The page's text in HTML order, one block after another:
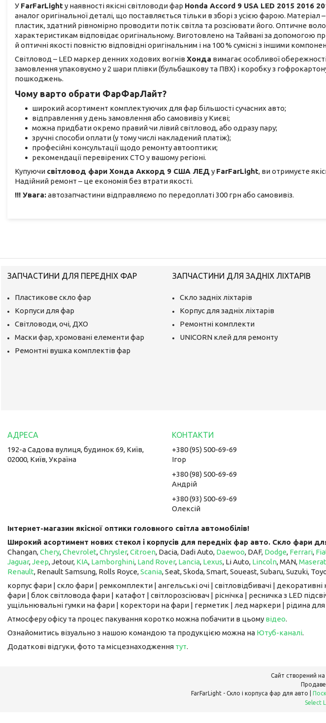
У FarFarLightу наявності якісні світловоди фар Honda Accord 9 USA LED 2015 2016
аналог оригінальної деталі, що поставляється тільки в зборі з усією фарою. Матеріал
пластик, здатний рівномірно проводити потік світла та розсіювати його. Оптичне
характеристикам відповідає оригінальному. Виготовлено на Тайвані за допомогою
й оптичні якості повністю відповідні оригінальним і на 100 % сумісні з іншими
Світловод – LED маркер денних ходових вогнів Хонда вимагає особливої
замовлення упаковуємо у 2 шари плівки (бульбашкову та ПВХ) і коробку з
пошкоджень.
Чому варто обрати ФарФарЛайт?
широкий асортимент комплектуючих для фар більшості сучасних авто;
відправлення у день замовлення або самовивіз у Києві;
можна придбати окремо правий чи лівий світловод, або одразу пару;
зручні способи оплати (у тому числі накладений платіж);
професійні консультації щодо ремонту автооптики;
рекомендації перевірених СТО у вашому регіоні.
Купуючи світловод фари Хонда Аккорд 9 США ЛЕД у FarFarLight, ви отримуєте
Надійний ремонт – це економія без втрати якості.
!!! Увага:автозапчастини відправляємо по передоплаті 300 грн або самовивіз.
ЗАПЧАСТИНИ ДЛЯ ПЕРЕДНІХ ФАР
Пластикове скло фар
Корпуси для фар
Світловоди, очі, ДХО
Маски фар, хромовані елементи фар
Ремонтні вушка комплектів фар
ЗАПЧАСТИНИ ДЛЯ ЗАДНІХ ЛІХТАРІВ
Скло задніх ліхтарів
Корпус для задніх ліхтарів
Ремонтні комплекти
UNICORN клей для ремонту
192-а Садова вулиця, будинок 69, Київ,
02000, Київ, Україна
+380 (95) 500-69-69
Ігор
+380 (98) 500-69-69
Андрій
+380 (93) 500-69-69
Олексій
Інтернет-магазин якісної оптики головного світла автомобілів!
Широкий асортимент нових стекол і корпусів для передніх фар авто. Скло фари
Changan,Chery,Chevrolet,Chrysler,Citroen, Dacia, Dadi Auto, Daewoo, DAF, Dodge, Ferrari,
Jaguar,Jeep, Jetour, ​​​​​​​ KIA, Lamborghini, Land Rover, Lancia, Lexus, Li Auto, ​​​​​​​ Lincoln, MAN,
Renault, Renault Samsung, Rolls Royce,Scania, Seat, Skoda, Smart, Soueast, Subaru, Suzuki,
корпус фари | скло фари | ремкомплекти | ангельські очі | світловідбивачі |
фари | блок світловода фари | катафот | світлорозсіювач | ріснічка | ресничка з LED
ущільнювальні гумки на фари | коректори на фари | герметик | лед маркери | рідина
Атмосферу офісу та процес пакування коротко можна побачити в цьому відео.
Ознайомитись візуально з нашою командою та продукцією можна на Ютуб-каналі.
Додаткові відгуки, фото та місцезнаходження тут.
Сайт створений на
Select